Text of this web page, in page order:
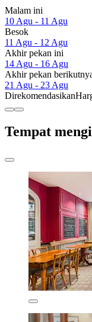
Malam ini
10 Agu - 11 Agu
Besok
11 Agu - 12 Agu
Akhir pekan ini
14 Agu - 16 Agu
Akhir pekan
21 Agu - 23 Agu
Direkomendasikan
Tempat